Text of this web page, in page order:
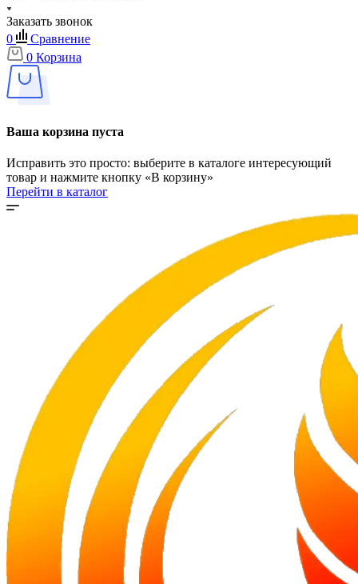
Заказать звонок
0
Сравнение
0 Корзина
Ваша корзина пуста
Исправить это просто: выберите в каталоге интересующий
товар и нажмите кнопку «В корзину»
Перейти в каталог